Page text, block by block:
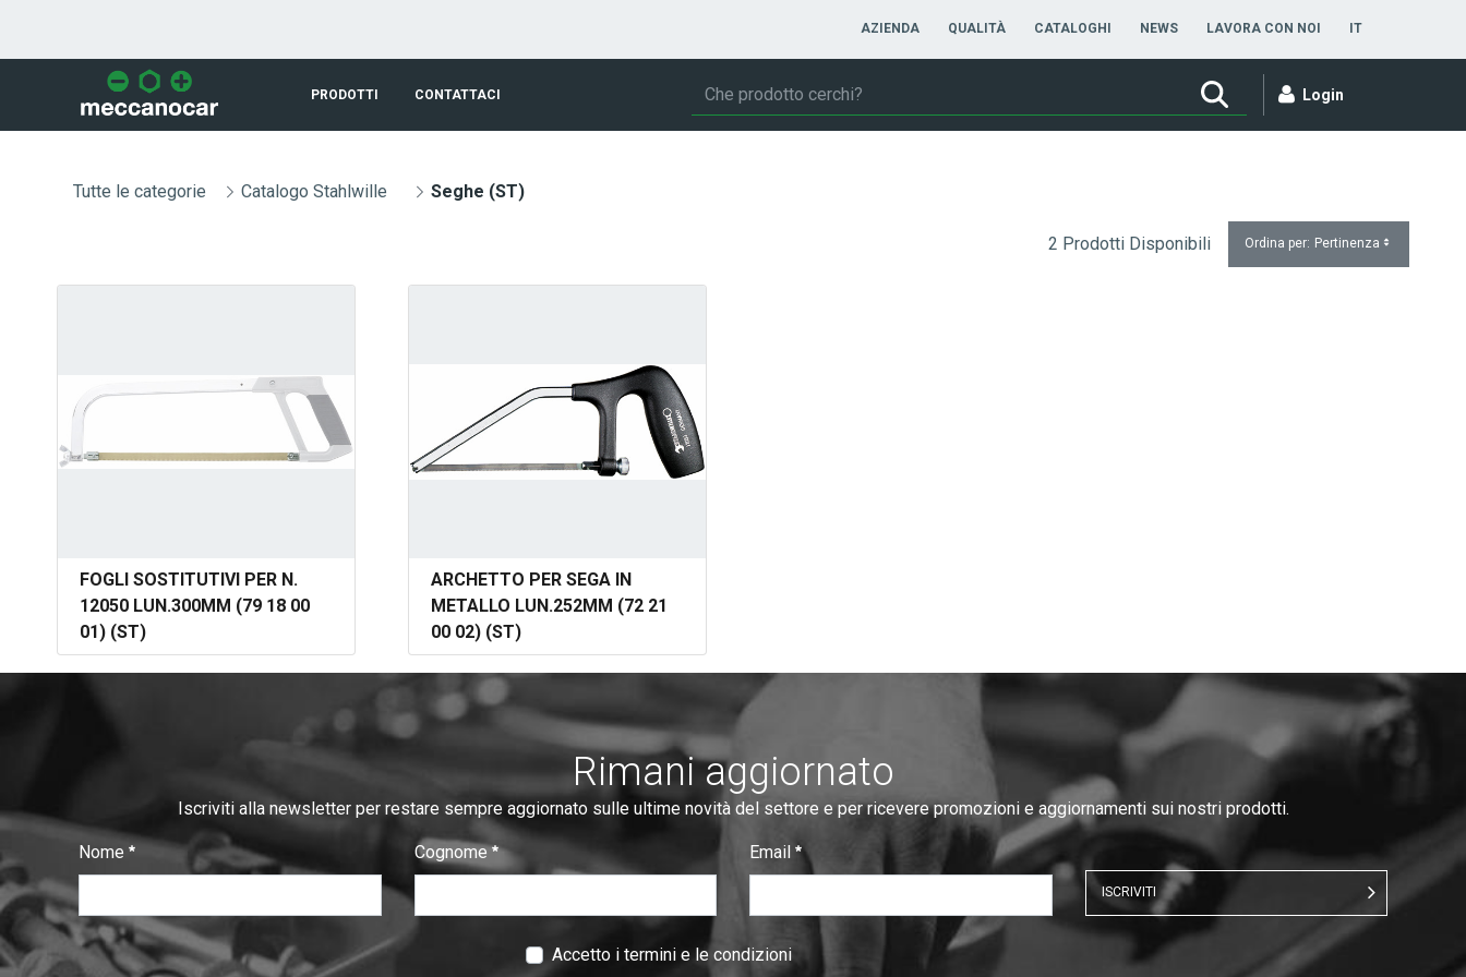
AZIENDA QUALITÀ CATALOGHI NEWS LAVORA CON NOI ITITALIANO
PRODOTTI CONTATTACI Login
Tutte le categorie Catalogo Stahlwille Seghe (ST)
2 Prodotti Disponibili Ordina per: Pertinenza
FOGLI SOSTITUTIVI PER N.
12050 LUN.300MM (79 18 00
01) (ST)
ARCHETTO PER SEGA IN
METALLO LUN.252MM (72 21
00 02) (ST)
Rimani aggiornato
Iscriviti alla newsletter per restare sempre aggiornato sulle ultime novità del settore e per ricevere promozioni e aggiornamenti sui nostri prodotti.
Nome
:
0/ 280 Cognome
:
0/ 280 Email
:
0/ 280
ISCRIVITI
V
Accetto i termini e le condizioni